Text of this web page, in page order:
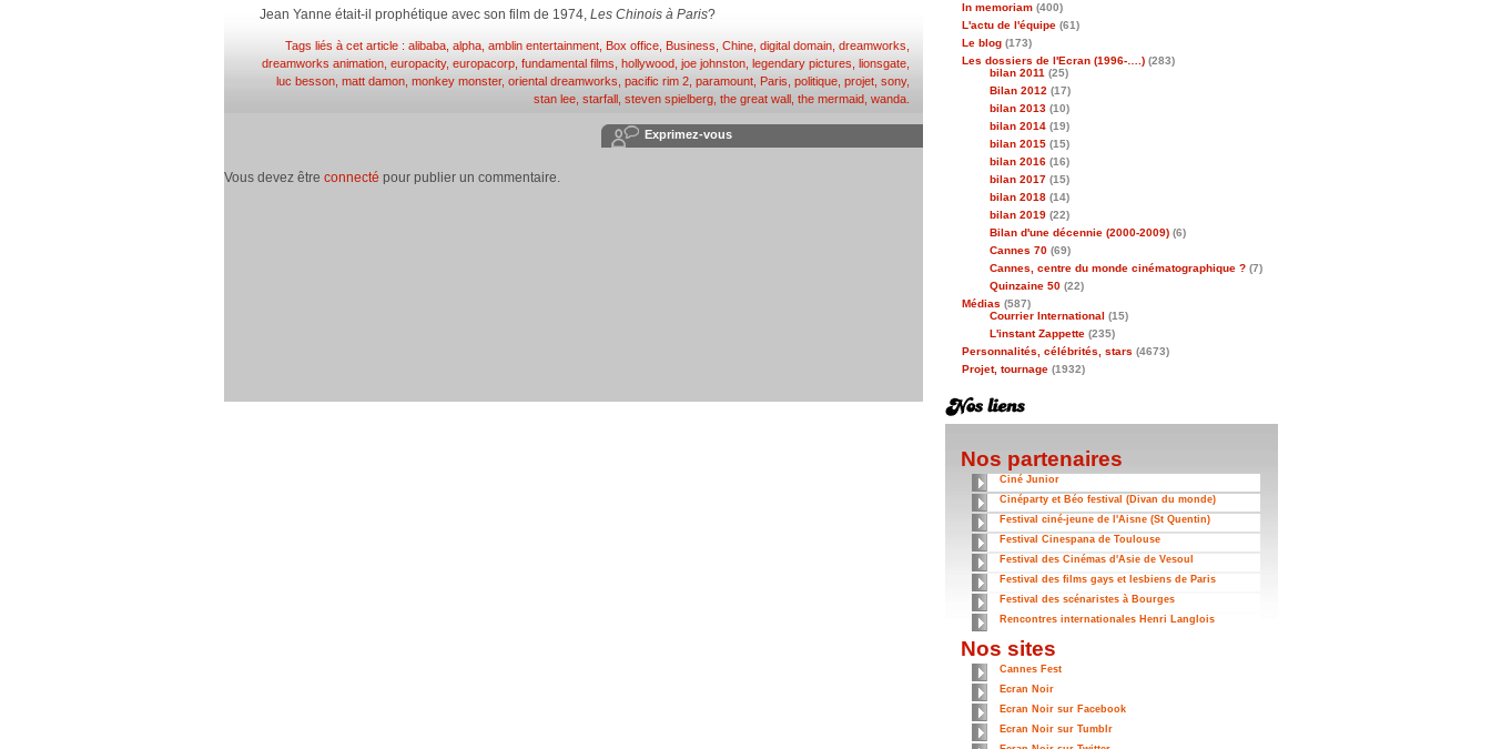
Jean Yanne était-il prophétique avec son film de 1974, Les Chinois à Paris?
Tags liés à cet article : alibaba alpha amblin entertainment Box office Business Chine digital domain dreamworks
dreamworks animation europacity, europacorp fundamental films hollywood joe johnston legendary pictures lionsgate
luc besson matt damon monkey monster, oriental dreamworks pacific rim 2 paramount Paris politique projet sony,
stan lee starfall steven spielberg the great wall the mermaid wanda
Exprimez-vous
Vous devez être connecté pour publier un commentaire.
In memoriam (400)
L'actu de l'équipe (61)
Le blog (173)
Les dossiers de l'Ecran (1996-….) (283)
bilan 2011 (25)
Bilan 2012 (17)
bilan 2013 (10)
bilan 2014 (19)
bilan 2015 (15)
bilan 2016 (16)
bilan 2017 (15)
bilan 2018 (14)
bilan 2019 (22)
Bilan d'une décennie (2000-2009) (6)
Cannes 70 (69)
Cannes, centre du monde cinématographique ? (7)
Quinzaine 50 (22)
Médias (587)
Courrier International (15)
L'instant Zappette (235)
Personnalités, célébrités, stars (4673)
Projet, tournage (1932)
Nos partenaires
Ciné Junior
Cinéparty et Béo festival (Divan du monde)
Festival ciné-jeune de l'Aisne (St Quentin)
Festival Cinespana de Toulouse
Festival des Cinémas d'Asie de Vesoul
Festival des films gays et lesbiens de Paris
Festival des scénaristes à Bourges
Rencontres internationales Henri Langlois
Nos sites
Cannes Fest
Ecran Noir
Ecran Noir sur Facebook
Ecran Noir sur Tumblr